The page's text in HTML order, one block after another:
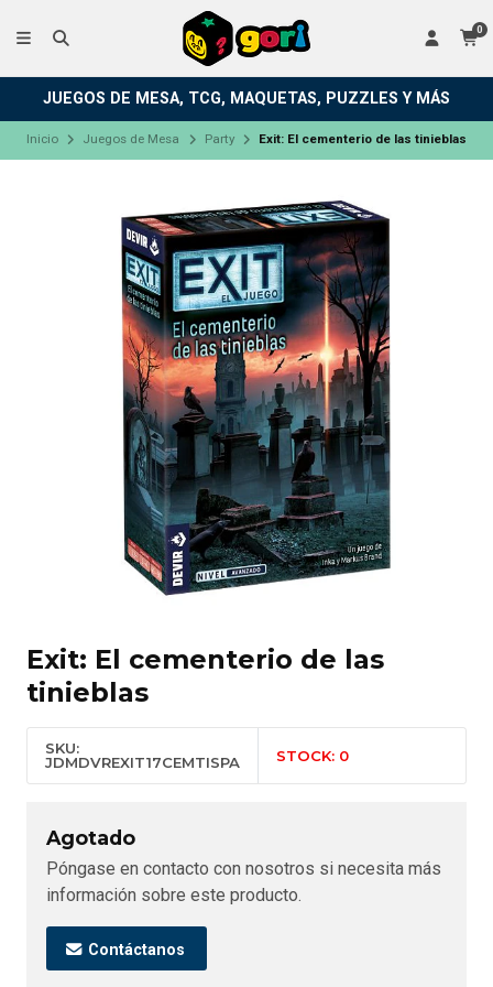
0
JUEGOS DE MESA, TCG, MAQUETAS, PUZZLES Y MÁS
Inicio Juegos de Mesa Party Exit: El cementerio de las tinieblas
Exit: El cementerio de las
tinieblas
SKU:
JDMDVREXIT17CEMTISPA
STOCK: 0
Agotado
Póngase en contacto con nosotros si necesita más
información sobre este producto.
Contáctanos